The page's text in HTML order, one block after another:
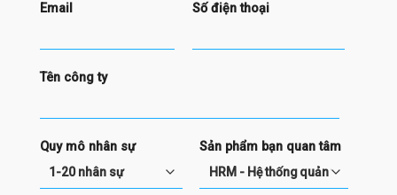
Email Số điện thoại
Tên công ty
Quy mô nhân sự Sản phẩm bạn quan tâm